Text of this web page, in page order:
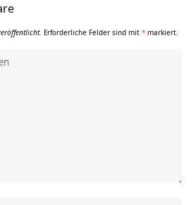
Erforderliche Felder sind mit * markiert.